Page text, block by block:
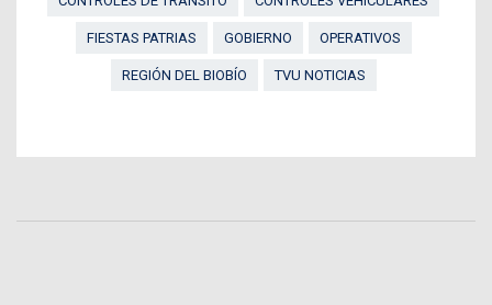
FIESTAS PATRIAS GOBIERNO OPERATIVOS
REGIÓN DEL BIOBÍO TVU NOTICIAS